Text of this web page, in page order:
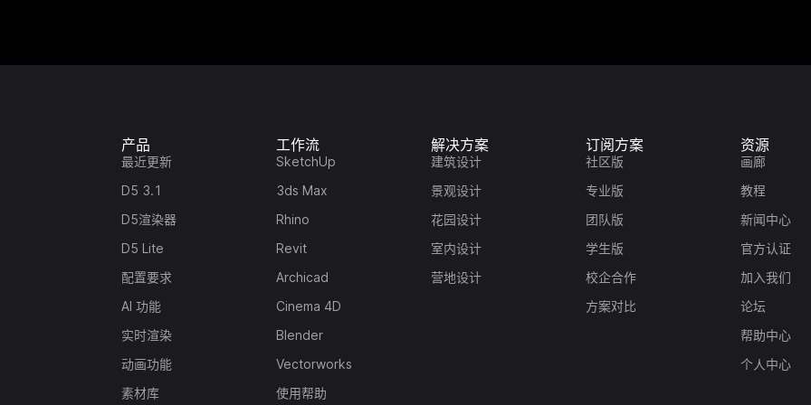
产品
最近更新
D5 3.1
D5渲染器
D5 Lite
配置要求
AI 功能
实时渲染
动画功能
素材库
工作流
SketchUp
3ds Max
Rhino
Revit
Archicad
Cinema 4D
Blender
Vectorworks
使用帮助
解决方案
建筑设计
景观设计
花园设计
室内设计
营地设计
订阅方案
社区版
专业版
团队版
学生版
校企合作
方案对比
资源
画廊
教程
新闻中心
官方认证
加入我们
论坛
帮助中心
个人中心